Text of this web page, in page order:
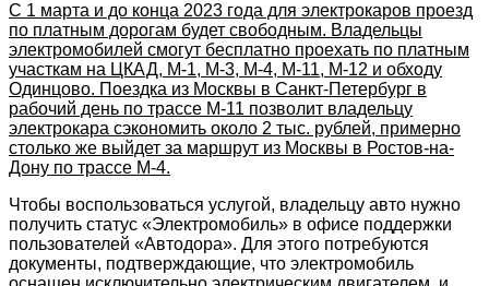
С 1 марта и до конца 2023 года для электрокаров проезд
по платным дорогам будет свободным. Владельцы
электромобилей смогут бесплатно проехать по платным
участкам на ЦКАД, М-1, М-3, М-4, М-11, М-12 и обходу
Одинцово. Поездка из Москвы в Санкт-Петербург в
рабочий день по трассе М-11 позволит владельцу
электрокара сэкономить около 2 тыс. рублей, примерно
столько же выйдет за маршрут из Москвы в Ростов-на-
Дону по трассе М-4.
Чтобы воспользоваться услугой, владельцу авто нужно
получить статус «Электромобиль» в офисе поддержки
пользователей «Автодора». Для этого потребуются
документы, подтверждающие, что электромобиль